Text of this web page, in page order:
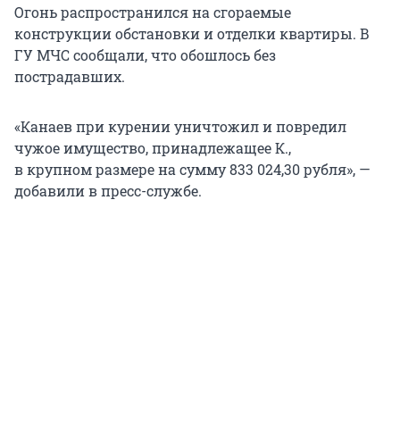
Огонь распространился на сгораемые
конструкции обстановки и отделки квартиры. В
ГУ МЧС сообщали, что обошлось без
пострадавших.
«Канаев при курении уничтожил и повредил
чужое имущество, принадлежащее К.,
в крупном размерена сумму 833 024,30 рубля», —
добавили в пресс-службе.